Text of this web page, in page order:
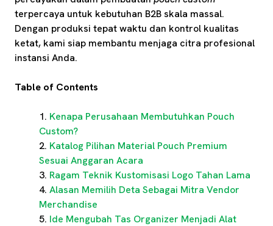
terpercaya untuk kebutuhan B2B skala massal.
Dengan produksi tepat waktu dan kontrol kualitas
ketat, kami siap membantu menjaga citra profesional
instansi Anda.
Table of Contents
Kenapa Perusahaan Membutuhkan Pouch
Custom?
Katalog Pilihan Material Pouch Premium
Sesuai Anggaran Acara
Ragam Teknik Kustomisasi Logo Tahan Lama
Alasan Memilih Deta Sebagai Mitra Vendor
Merchandise
Ide Mengubah Tas Organizer Menjadi Alat